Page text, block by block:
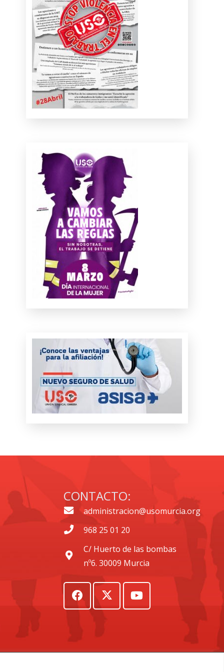
CONTACTO:
administracion@usomurcia.org
968 25 01 20
C/ Huerto de las bombas
nº6. 30009 Murcia